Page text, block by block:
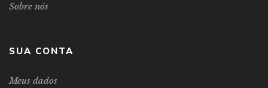
Sobre nós
SUA CONTA
Meus dados